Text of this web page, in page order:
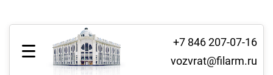
+7 846 207-07-16
vozvrat@filarm.ru